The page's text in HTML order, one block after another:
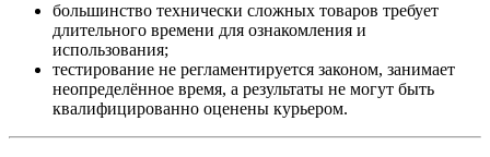
большинство технически сложных товаров требует
длительного времени для ознакомления и
использования;
тестирование не регламентируется законом, занимает
неопределённое время, а результаты не могут быть
квалифицированно оценены курьером.